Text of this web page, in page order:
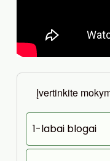
Įvertinkite
1-labai blogai